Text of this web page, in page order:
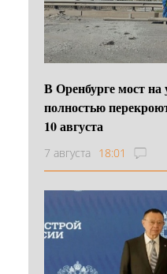
В Оренбурге мост на
полностью
10 августа
7 августа 18:01